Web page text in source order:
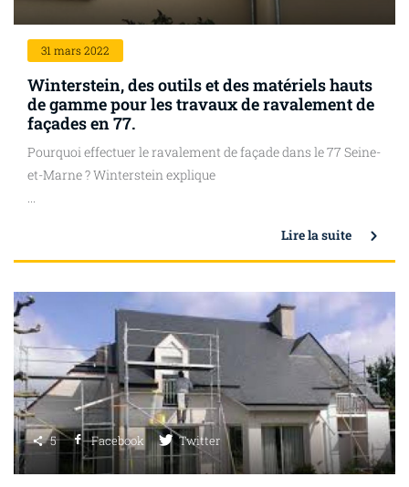
31 mars 2022
Winterstein, des outils et des matériels hauts
de gamme pour les travaux de ravalement de
façades en 77.
Pourquoi effectuer le ravalement de façade dans le 77 Seine-
et-Marne ? Winterstein explique
...
Lire la suite
5 Facebook Twitter